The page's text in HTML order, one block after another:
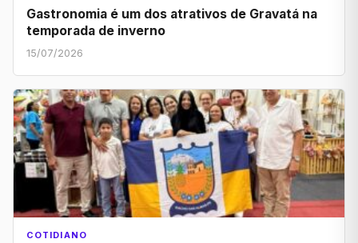
Gastronomia é um dos atrativos de Gravatá na
temporada de inverno
15/07/2026
COTIDIANO